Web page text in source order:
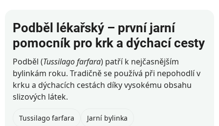
Podběl lékařský – první jarní
pomocník pro krk a dýchací cesty
Podběl (Tussilago farfara) patří k nejčasnějším
bylinkám roku. Tradičně se používá při nepohodlí v
krku a dýchacích cestách díky vysokému obsahu
slizových látek.
Tussilago farfara Jarní bylinka